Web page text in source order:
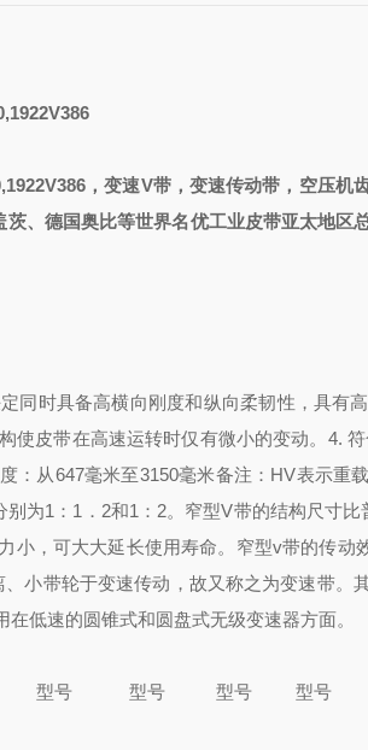
，变速V带，变速传动带，空压机
、德国奥比等世界名优工业皮带亚太地区
同时具备高横向刚度和纵向柔韧性，具有
使皮带在高速运转时仅有微小的变动。 4.
：从647毫米至3150毫米备注：HV表示重
为1：1．2和1：2。窄型V带的结构尺寸
小，可大大延长使用寿命。窄型v带的传动
小带轮于变速传动，故又称之为变速带。
低速的圆锥式和圆盘式无级变速器方面。
型号 型号 型号 型号